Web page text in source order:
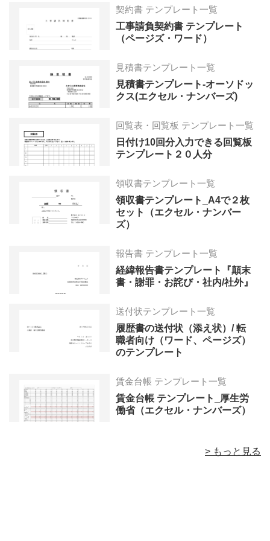
契約書 テンプレート一覧
工事請負契約書 テンプレート
（ページズ・ワード）
見積書テンプレート一覧
見積書テンプレート-オーソドッ
クス(エクセル・ナンバーズ)
回覧表・回覧板 テンプレート一覧
日付け10回分入力できる回覧板
テンプレート２０人分
領収書テンプレート一覧
領収書テンプレート_A4で２枚
セット（エクセル・ナンバー
ズ）
報告書 テンプレート一覧
経緯報告書テンプレート『顛末
書・謝罪・お詫び・社内/社外』
送付状テンプレート一覧
履歴書の送付状（添え状）/ 転
職者向け（ワード、ページズ）
のテンプレート
賃金台帳 テンプレート一覧
賃金台帳 テンプレート_厚生労
働省（エクセル・ナンバーズ）
> もっと見る